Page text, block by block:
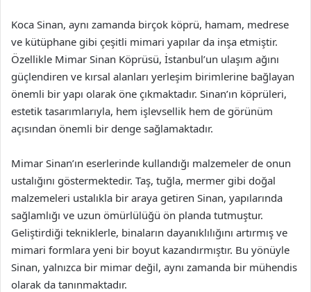
Koca Sinan, aynı zamanda birçok köprü, hamam, medrese
ve kütüphane gibi çeşitli mimari yapılar da inşa etmiştir.
Özellikle Mimar Sinan Köprüsü, İstanbul’un ulaşım ağını
güçlendiren ve kırsal alanları yerleşim birimlerine bağlayan
önemli bir yapı olarak öne çıkmaktadır. Sinan’ın köprüleri,
estetik tasarımlarıyla, hem işlevsellik hem de görünüm
açısından önemli bir denge sağlamaktadır.
Mimar Sinan’ın eserlerinde kullandığı malzemeler de onun
ustalığını göstermektedir. Taş, tuğla, mermer gibi doğal
malzemeleri ustalıkla bir araya getiren Sinan, yapılarında
sağlamlığı ve uzun ömürlülüğü ön planda tutmuştur.
Geliştirdiği tekniklerle, binaların dayanıklılığını artırmış ve
mimari formlara yeni bir boyut kazandırmıştır. Bu yönüyle
Sinan, yalnızca bir mimar değil, aynı zamanda bir mühendis
olarak da tanınmaktadır.